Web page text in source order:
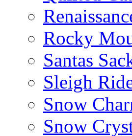
Rocky
Santas
Sleigh
Snow
Snow